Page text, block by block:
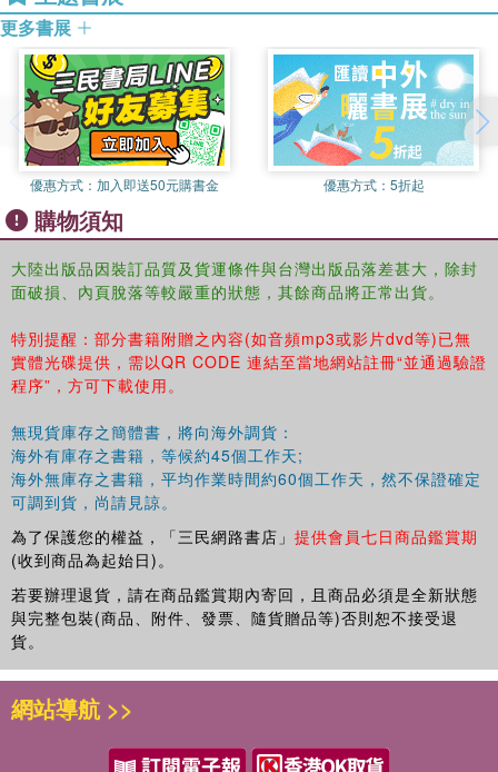
更多書展
優惠方式： 加入即送50元購書金 優惠方式： 5折起
購物須知
大陸出版品因裝訂品質及貨運條件與台灣出版品落差甚大，除封
面破損、內頁脫落等較嚴重的狀態，其餘商品將正常出貨。
特別提醒：部分書籍附贈之內容(如音頻mp3或影片dvd等)已無
實體光碟提供，需以QR CODE 連結至當地網站註冊“並通過驗證
程序”，方可下載使用。
無現貨庫存之簡體書，將向海外調貨：
海外有庫存之書籍，等候約45個工作天;
海外無庫存之書籍，平均作業時間約60個工作天，然不保證確定
可調到貨，尚請見諒。
為了保護您的權益，「三民網路書店」 提供會員七日商品鑑賞期
(收到商品為起始日)。
若要辦理退貨，請在商品鑑賞期內寄回，且商品必須是全新狀態
與完整包裝(商品、附件、發票、隨貨贈品等)否則恕不接受退
貨。
網站導航 >>